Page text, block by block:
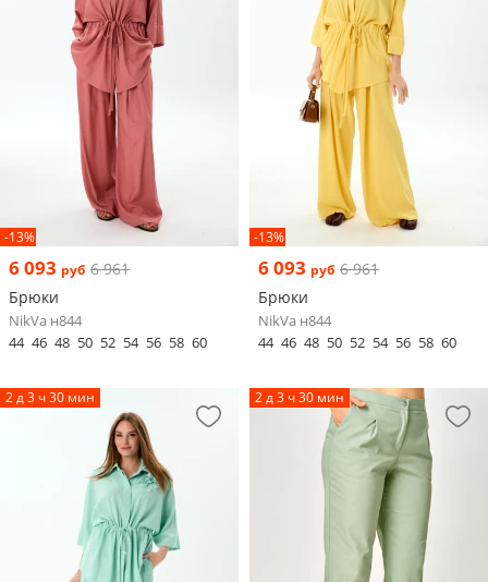
-13%
6 093 руб 6 961
Брюки
NikVa н844
44 46 48 50 52 54 56 58 60
-13%
6 093 руб 6 961
Брюки
NikVa н844
44 46 48 50 52 54 56 58 60
2 д 3 ч 30 мин 2 д 3 ч 30 мин